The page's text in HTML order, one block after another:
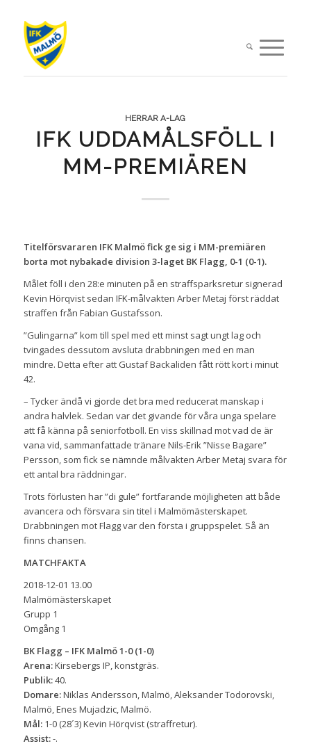
HERRAR A-LAG
IFK UDDAMÅLSFÖLL I
MM-PREMIÄREN
Titelförsvararen IFK Malmö fick ge sig i MM-premiären
borta mot nybakade division 3-laget BK Flagg, 0-1 (0-1).
Målet föll i den 28:e minuten på en straffsparksretur signerad
Kevin Hörqvist sedan IFK-målvakten Arber Metaj först räddat
straffen från Fabian Gustafsson.
”Gulingarna” kom till spel med ett minst sagt ungt lag och
tvingades dessutom avsluta drabbningen med en man
mindre. Detta efter att Gustaf Backaliden fått rött kort i minut
42.
– Tycker ändå vi gjorde det bra med reducerat manskap i
andra halvlek. Sedan var det givande för våra unga spelare
att få känna på seniorfotboll. En viss skillnad mot vad de är
vana vid, sammanfattade tränare Nils-Erik ”Nisse Bagare”
Persson, som fick se nämnde målvakten Arber Metaj svara för
ett antal bra räddningar.
Trots förlusten har ”di gule” fortfarande möjligheten att både
avancera och försvara sin titel i Malmömästerskapet.
Drabbningen mot Flagg var den första i gruppspelet. Så än
finns chansen.
MATCHFAKTA
2018-12-01 13.00
Malmömästerskapet
Grupp 1
Omgång 1
BK Flagg – IFK Malmö 1-0 (1-0)
Arena:Kirsebergs IP, konstgräs.
Publik:40.
Domare:Niklas Andersson, Malmö, Aleksander Todorovski,
Malmö, Enes Mujadzic, Malmö.
Mål:1-0 (28´3) Kevin Hörqvist (straffretur).
Assist:-.